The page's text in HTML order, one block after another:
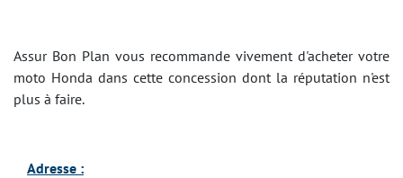
Assur Bon Plan vous recommande vivement d'acheter votre
moto Honda dans cette concession dont la réputation n'est
plus à faire.
Adresse :